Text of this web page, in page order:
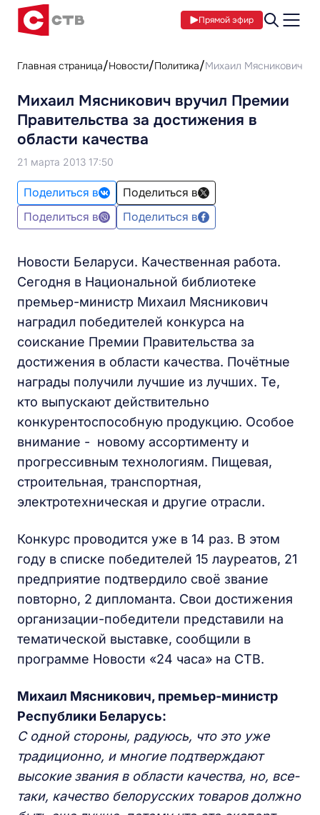
Прямой эфир
Главная страница Новости Политика Михаил Мясникович
Михаил Мясникович вручил Премии
Правительства за достижения в
области качества
21 марта 2013 17:50
Поделиться в
Поделиться в
Поделиться в
Поделиться в
Новости Беларуси. Качественная работа.
Сегодня в Национальной библиотеке
премьер-министр Михаил Мясникович
наградил победителей конкурса на
соискание Премии Правительства за
достижения в области качества. Почётные
награды получили лучшие из лучших. Те,
кто выпускают действительно
конкурентоспособную продукцию. Особое
внимание - новому ассортименту и
прогрессивным технологиям. Пищевая,
строительная, транспортная,
электротехническая и другие отрасли.
Конкурс проводится уже в 14 раз. В этом
году в списке победителей 15 лауреатов, 21
предприятие подтвердило своё звание
повторно, 2 дипломанта. Свои достижения
организации-победители представили на
тематической выставке, сообщили в
программе Новости «24 часа» на СТВ.
Михаил Мясникович, премьер-министр
Республики Беларусь:
С одной стороны, радуюсь, что это уже
традиционно, и многие подтверждают
высокие звания в области качества, но, все-
таки, качество белорусских товаров должно